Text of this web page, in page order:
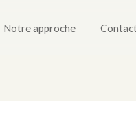
Notre approche